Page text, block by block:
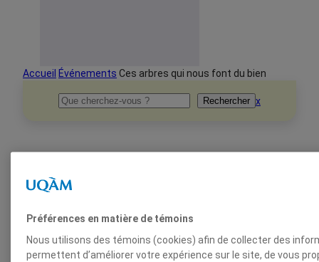
Accueil Événements Ces arbres qui nous font du bien
Rechercher Rechercher x
Balade–Montréal
Préférences en matière de témoins
Nous utilisons des témoins (cookies) afin de collecter des
permettent d’améliorer votre expérience sur le site, de vous